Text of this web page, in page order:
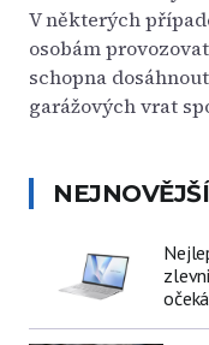
V některých
osobám
schopna
garážových vrat